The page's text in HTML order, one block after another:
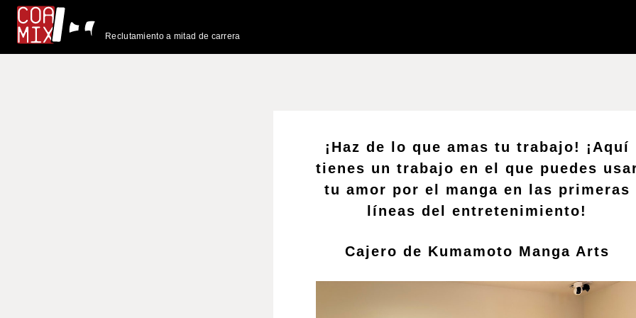
Reclutamiento a mitad de carrera
¡Haz de lo que amas tu trabajo! ¡Aquí
tienes un trabajo en el que puedes
tu amor por el manga en las primeras
líneas del entretenimiento!
Cajero de Kumamoto Manga Arts